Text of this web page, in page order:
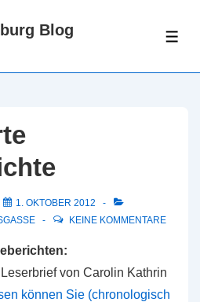
Blog
1. OKTOBER 2012
KEINE KOMMENTARE
von Carolin Kathrin
können Sie (chronologisch